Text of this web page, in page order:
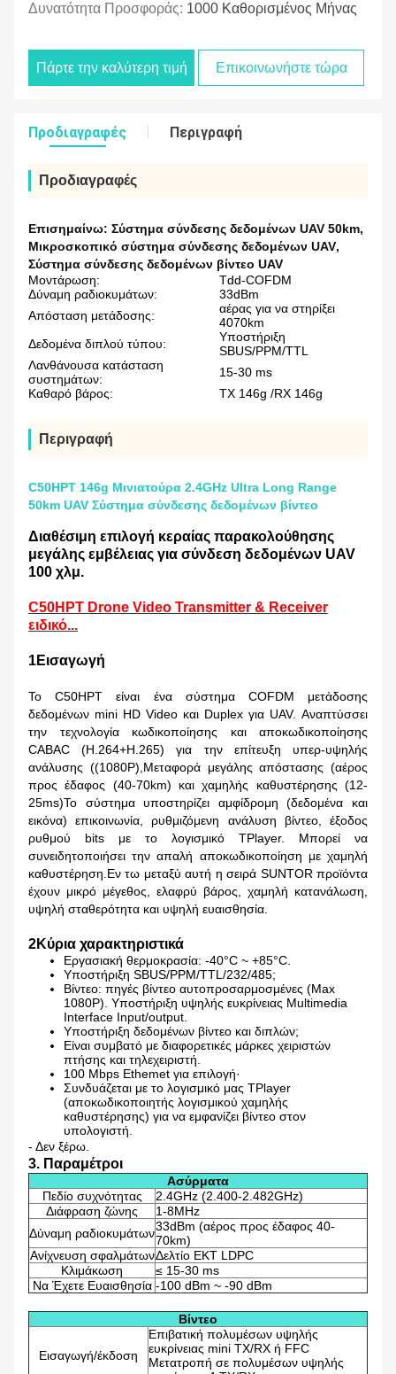
Δυνατότητα Προσφοράς: 1000 Καθορισμένος Μήνας
Πάρτε την καλύτερη τιμή Επικοινωνήστε τώρα
Προδιαγραφές Περιγραφή
Προδιαγραφές
Επισημαίνω: Σύστημα σύνδεσης δεδομένων UAV 50km,
Μικροσκοπικό σύστημα σύνδεσης δεδομένων UAV,
Σύστημα σύνδεσης δεδομένων βίντεο UAV
Μοντάρωση:
Tdd-COFDM
Δύναμη ραδιοκυμάτων:
33dBm
Απόσταση μετάδοσης:
αέρας για να στηρίξει
4070km
Δεδομένα διπλού τύπου:
Υποστήριξη
SBUS/PPM/TTL
Λανθάνουσα κατάσταση
συστημάτων:
15-30 ms
Καθαρό βάρος:
TX 146g /RX 146g
Περιγραφή
C50HPT 146g Μινιατούρα 2.4GHz Ultra Long Range
50km UAV Σύστημα σύνδεσης δεδομένων βίντεο
Διαθέσιμη επιλογή κεραίας παρακολούθησης
μεγάλης εμβέλειας για σύνδεση δεδομένων UAV
100 χλμ.
C50HPT Drone Video Transmitter & Receiver
ειδικό...
1Εισαγωγή
Το C50HPT είναι ένα σύστημα COFDM μετάδοσης
δεδομένων mini HD Video και Duplex για UAV. Αναπτύσσει
την τεχνολογία κωδικοποίησης και αποκωδικοποίησης
CABAC (H.264+H.265) για την επίτευξη υπερ-υψηλής
ανάλυσης ((1080P),Μεταφορά μεγάλης απόστασης (αέρος
προς έδαφος (40-70km) και χαμηλής καθυστέρησης (12-
25ms)Το σύστημα υποστηρίζει αμφίδρομη (δεδομένα και
εικόνα) επικοινωνία, ρυθμιζόμενη ανάλυση βίντεο, έξοδος
ρυθμού bits με το λογισμικό TPlayer. Μπορεί να
συνειδητοποιήσει την απαλή αποκωδικοποίηση με χαμηλή
καθυστέρηση.Εν τω μεταξύ αυτή η σειρά SUNTOR προϊόντα
έχουν μικρό μέγεθος, ελαφρύ βάρος, χαμηλή κατανάλωση,
υψηλή σταθερότητα και υψηλή ευαισθησία.
2Κύρια χαρακτηριστικά
Εργασιακή θερμοκρασία: -40°C ~ +85°C.
Υποστήριξη SBUS/PPM/TTL/232/485;
Βίντεο: πηγές βίντεο αυτοπροσαρμοσμένες (Max
1080P). Υποστήριξη υψηλής ευκρίνειας Multimedia
Interface Input/output.
Υποστήριξη δεδομένων βίντεο και διπλών;
Είναι συμβατό με διαφορετικές μάρκες χειριστών
πτήσης και τηλεχειριστή.
100 Mbps Ethemet για επιλογή·
Συνδυάζεται με το λογισμικό μας TPlayer
(αποκωδικοποιητής λογισμικού χαμηλής
καθυστέρησης) για να εμφανίζει βίντεο στον
υπολογιστή.
- Δεν ξέρω.
3. Παραμέτροι
Ασύρματα
Πεδίο συχνότητας
2.4GHz (2.400-2.482GHz)
Διάφραση ζώνης
1-8MHz
Δύναμη ραδιοκυμάτων33dBm (αέρος προς έδαφος 40-
70km)
Ανίχνευση σφαλμάτωνΔελτίο ΕΚΤ LDPC
Κλιμάκωση
≤ 15-30 ms
Να Έχετε Ευαισθησία -100 dBm ~ -90 dBm
Βίντεο
Εισαγωγή/έκδοση
Επιβατική πολυμέσων υψηλής
ευκρίνειας mini TX/RX ή FFC
Μετατροπή σε πολυμέσων υψηλής